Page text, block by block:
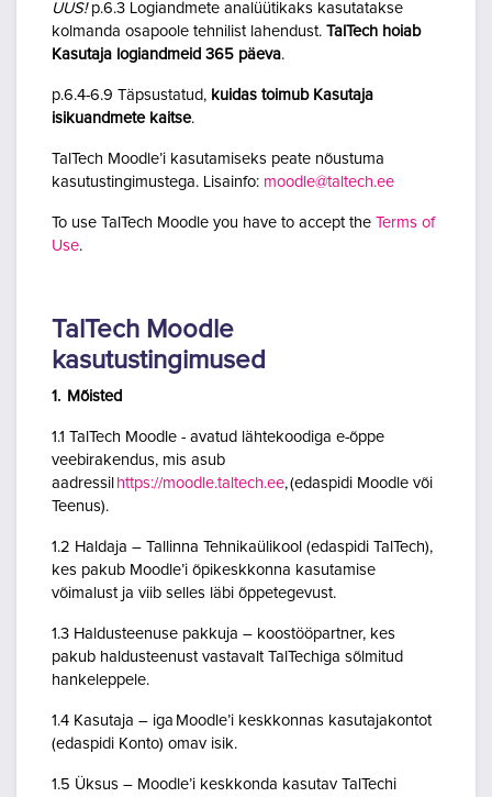
UUS!p.6.3 Logiandmete analüütikaks kasutatakse
kolmanda osapoole tehnilist lahendust. TalTech hoiab
Kasutaja logiandmeid 365 päeva.
p.6.4-6.9 Täpsustatud, kuidas toimub Kasutaja
isikuandmete kaitse.
TalTech Moodle’i kasutamiseks peate nõustuma
kasutustingimustega. Lisainfo: moodle@taltech.ee
To use TalTech Moodle you have to accept the Terms of
Use.
TalTech Moodle
kasutustingimused
1. Mõisted
1.1 TalTech Moodle - avatud lähtekoodiga e-õppe
veebirakendus, mis asub
aadressil https://moodle.taltech.ee, (edaspidi Moodle või
Teenus).
1.2 Haldaja – Tallinna Tehnikaülikool (edaspidi TalTech),
kes pakub Moodle’i õpikeskkonna kasutamise
võimalust ja viib selles läbi õppetegevust.
1.3 Haldusteenuse pakkuja – koostööpartner, kes
pakub haldusteenust vastavalt TalTechiga sõlmitud
hankeleppele.
1.4 Kasutaja – iga Moodle’i keskkonnas kasutajakontot
(edaspidi Konto) omav isik.
1.5 Üksus – Moodle’i keskkonda kasutav TalTechi